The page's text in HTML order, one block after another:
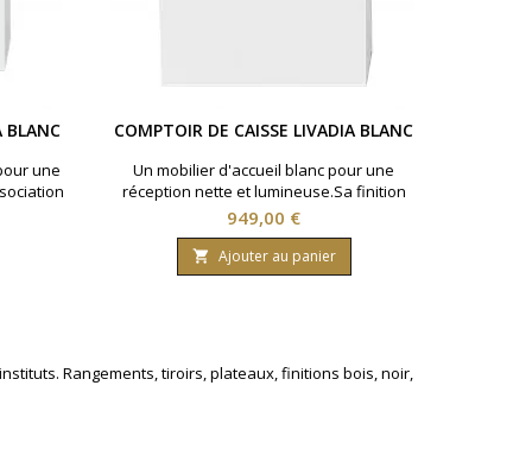
BLANC
une
à
COMPTOIR DE CAISSE LIVADIA BLANC
Un mobilier d'accueil blanc pour une
réception nette et lumineuse.Sa finition
entièrement blanche apporte une
présence discrète à l’espace caisse, avec
des rangements intérieurs spacieux pour
organiser l’accueil.◆ Revêtement
organisés
Prix
949,00 €
 Ajouter au panier
Rangements, tiroirs, plateaux, finitions bois, noir,